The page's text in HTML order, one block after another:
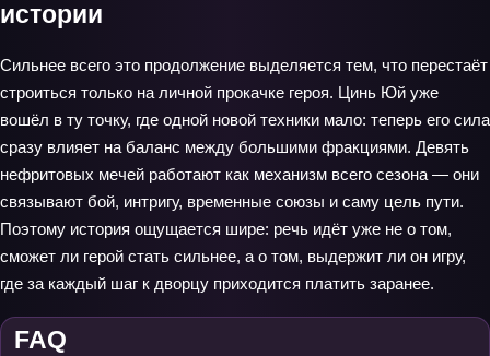
истории
Сильнее всего это продолжение выделяется тем, что перестаёт
строиться только на личной прокачке героя. Цинь Юй уже
вошёл в ту точку, где одной новой техники мало: теперь его сила
сразу влияет на баланс между большими фракциями. Девять
нефритовых мечей работают как механизм всего сезона — они
связывают бой, интригу, временные союзы и саму цель пути.
Поэтому история ощущается шире: речь идёт уже не о том,
сможет ли герой стать сильнее, а о том, выдержит ли он игру,
где за каждый шаг к дворцу приходится платить заранее.
FAQ